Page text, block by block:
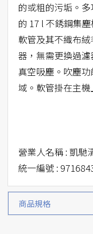
的或粗的污垢。
的 17 l 不銹鋼集
軟管及其不織布
器，無需更換過
真空吸塵。吹塵
域。軟管掛在主機
營業人名稱 : 凱馳
統一編號 :
商品規格